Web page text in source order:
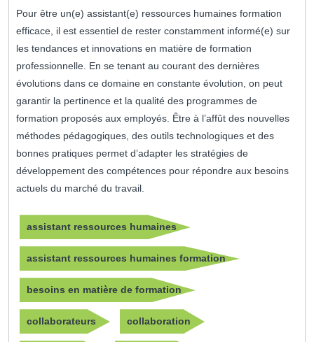
Pour être un(e) assistant(e) ressources humaines formation
efficace, il est essentiel de rester constamment informé(e) sur
les tendances et innovations en matière de formation
professionnelle. En se tenant au courant des dernières
évolutions dans ce domaine en constante évolution, on peut
garantir la pertinence et la qualité des programmes de
formation proposés aux employés. Être à l’affût des nouvelles
méthodes pédagogiques, des outils technologiques et des
bonnes pratiques permet d’adapter les stratégies de
développement des compétences pour répondre aux besoins
actuels du marché du travail.
assistant ressources humaines
assistant ressources humaines formation
besoins en matière de formation
collaborateurs collaboration